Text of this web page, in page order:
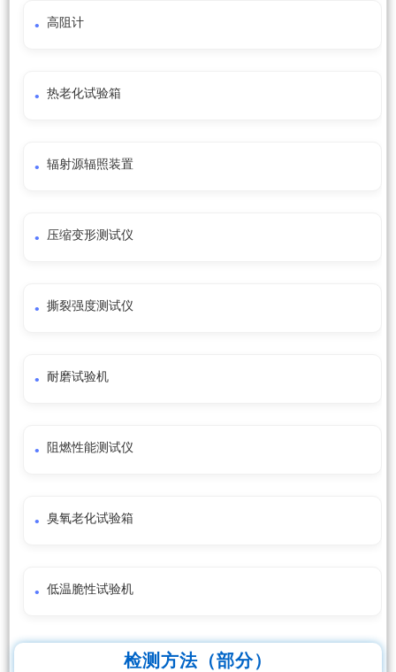
高阻计
热老化试验箱
辐射源辐照装置
压缩变形测试仪
撕裂强度测试仪
耐磨试验机
阻燃性能测试仪
臭氧老化试验箱
低温脆性试验机
检测方法（部分）